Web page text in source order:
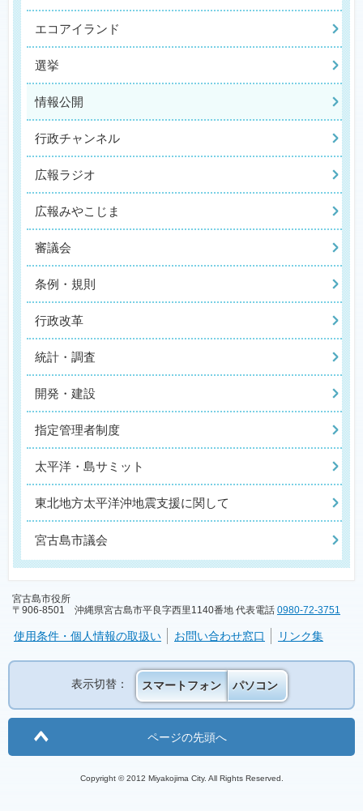
エコアイランド
選挙
情報公開
行政チャンネル
広報ラジオ
広報みやこじま
審議会
条例・規則
行政改革
統計・調査
開発・建設
指定管理者制度
太平洋・島サミット
東北地方太平洋沖地震支援に関して
宮古島市議会
宮古島市役所
〒906-8501 沖縄県宮古島市平良字西里1140番地 代表電話 0980-72-3751
使用条件・個人情報の取扱い お問い合わせ窓口 リンク集
表示切替： スマートフォン パソコン
ページの先頭へ
Copyright © 2012 Miyakojima City. All Rights Reserved.